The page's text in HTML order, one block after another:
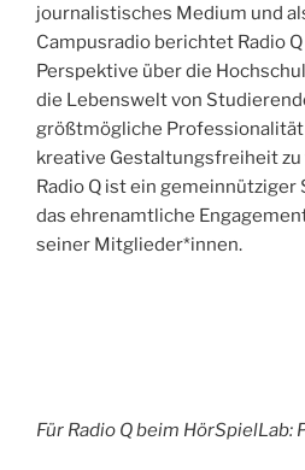
journalistisches Medium und
Campusradio berichtet Radio
Perspektive über die
die Lebenswelt von
größtmögliche
kreative Gestaltungsfreiheit zu
Radio Q ist ein gemeinnütziger
das ehrenamtliche
seiner Mitglieder*innen.
Für Radio Q beim HörSpielLab: